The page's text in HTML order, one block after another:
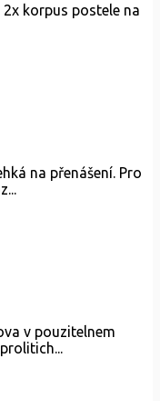
korpus postele na
na přenášení. Pro
v pouzitelnem